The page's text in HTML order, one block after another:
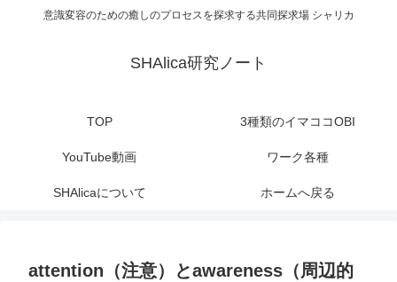
意識変容のための癒しのプロセスを探求する共同探求場 シャリカ
SHAlica研究ノート
TOP 3種類のイマココOBI
YouTube動画 ワーク各種
SHAlicaについて ホームへ戻る
attention（注意）とawareness（周辺的